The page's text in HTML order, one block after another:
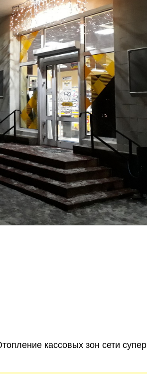
кассовых зон сети